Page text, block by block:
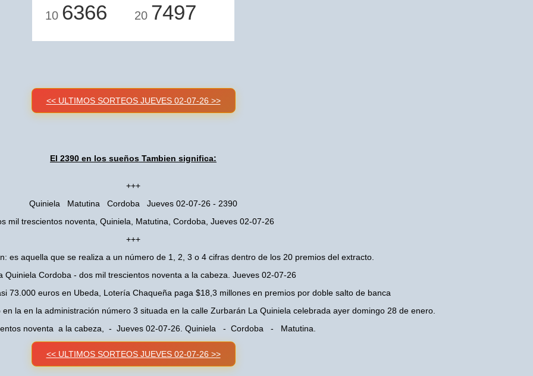
10 6366 20 7497
<< ULTIMOS SORTEOS JUEVES 02-07-26 >>
El 2390 en los sueños Tambien significa:
+++
Quiniela Matutina Cordoba Jueves 02-07-26 - 2390
mil trescientos noventa, Quiniela, Matutina, Cordoba, Jueves 02-07-26
+++
es aquella que se realiza a un número de 1, 2, 3 o 4 cifras dentro de los 20 premios del extracto.
Quiniela Cordoba - dos mil trescientos noventa a la cabeza. Jueves 02-07-26
73.000 euros en Ubeda, Lotería Chaqueña paga $18,3 millones en premios por doble salto de banca
la en la administración número 3 situada en la calle Zurbarán La Quiniela celebrada ayer domingo 28 de enero.
noventa a la cabeza, - Jueves 02-07-26. Quiniela - Cordoba - Matutina.
<< ULTIMOS SORTEOS JUEVES 02-07-26 >>